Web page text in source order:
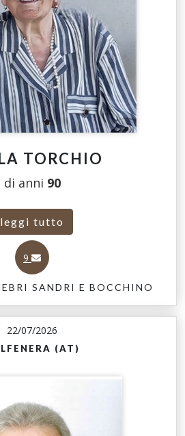
TORCHIO
di anni 90
leggi tutto
9
SANDRI E BOCCHINO
22/07/2026
(AT)